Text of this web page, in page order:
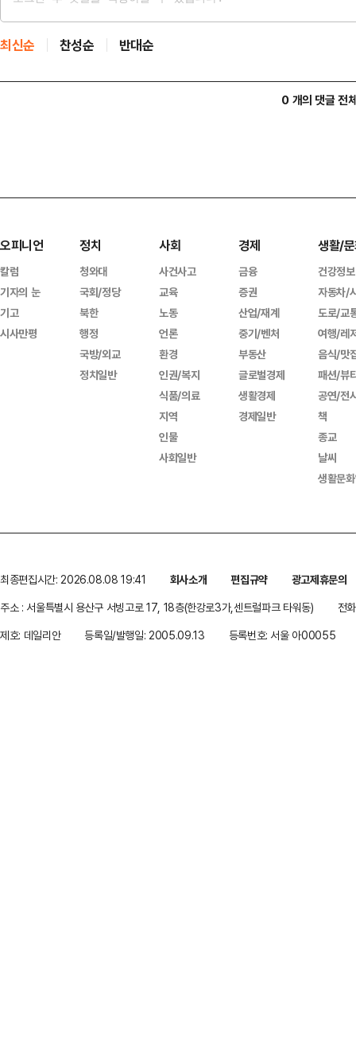
최신순 찬성순 반대순
0 개의 댓글 전
오피니언
칼럼
기자의 눈
기고
시사만평
정치
청와대
국회/정당
북한
행정
국방/외교
정치일반
사회
사건사고
교육
노동
언론
환경
인권/복지
식품/의료
지역
인물
사회일반
경제
금융
증권
산업/재계
중기/벤처
부동산
글로벌경제
생활경제
경제일반
생활/
건강정보
자동차/
도로/교
여행/레
음식/맛
패션/뷰
공연/전
책
종교
날씨
생활문
최종편집시간: 2026.08.08 19:41 회사소개 편집규약
광고제휴문의
주소 : 서울특별시 용산구 서빙고로 17, 18층(한강로3가,센트럴파크 타워동)
전
제호: 데일리안
등록일/발행일: 2005.09.13 등록번호: 서울 아00055